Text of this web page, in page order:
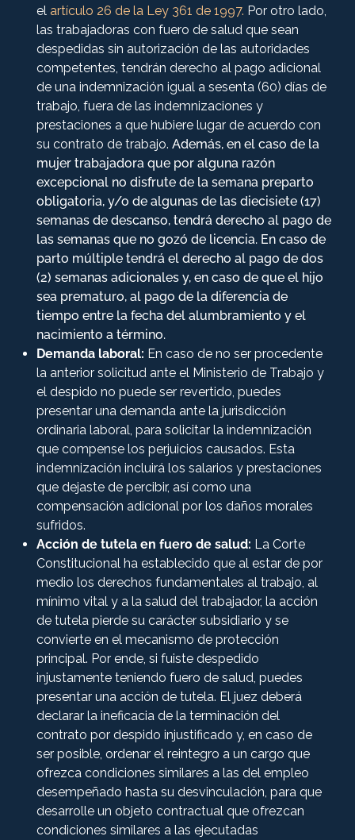
el artículo 26 de la Ley 361 de 1997. Por otro lado,
las trabajadoras con fuero de salud que sean
despedidas sin autorización de las autoridades
competentes, tendrán derecho al pago adicional
de una indemnización igual a sesenta (60) días de
trabajo, fuera de las indemnizaciones y
prestaciones a que hubiere lugar de acuerdo con
su contrato de trabajo. Además, en el caso de la
mujer trabajadora que por alguna razón
excepcional no disfrute de la semana preparto
obligatoria, y/o de algunas de las diecisiete (17)
semanas de descanso, tendrá derecho al pago de
las semanas que no gozó de licencia. En caso de
parto múltiple tendrá el derecho al pago de dos
(2) semanas adicionales y, en caso de que el hijo
sea prematuro, al pago de la diferencia de
tiempo entre la fecha del alumbramiento y el
nacimiento a término.
Demanda laboral: En caso de no ser procedente
la anterior solicitud ante el Ministerio de Trabajo y
el despido no puede ser revertido, puedes
presentar una demanda ante la jurisdicción
ordinaria laboral, para solicitar la indemnización
que compense los perjuicios causados. Esta
indemnización incluirá los salarios y prestaciones
que dejaste de percibir, así como una
compensación adicional por los daños morales
sufridos.
Acción de tutela en fuero de salud: La Corte
Constitucional ha establecido que al estar de por
medio los derechos fundamentales al trabajo, al
mínimo vital y a la salud del trabajador, la acción
de tutela pierde su carácter subsidiario y se
convierte en el mecanismo de protección
principal. Por ende, si fuiste despedido
injustamente teniendo fuero de salud, puedes
presentar una acción de tutela. El juez deberá
declarar la ineficacia de la terminación del
contrato por despido injustificado y, en caso de
ser posible, ordenar el reintegro a un cargo que
ofrezca condiciones similares a las del empleo
desempeñado hasta su desvinculación, para que
desarrolle un objeto contractual que ofrezcan
condiciones similares a las ejecutadas